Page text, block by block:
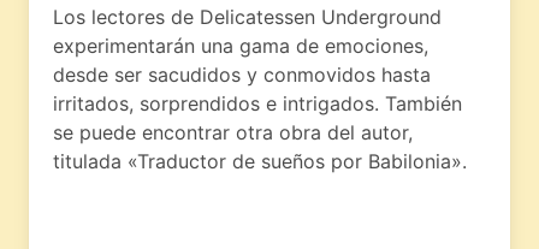
Los lectores de Delicatessen Underground
experimentarán una gama de emociones,
desde ser sacudidos y conmovidos hasta
irritados, sorprendidos e intrigados. También
se puede encontrar otra obra del autor,
titulada «Traductor de sueños por Babilonia».